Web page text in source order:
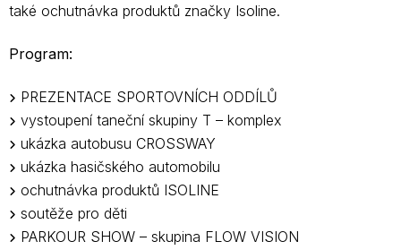
také ochutnávka produktů značky Isoline.
Program:
PREZENTACE SPORTOVNÍCH ODDÍLŮ
vystoupení taneční skupiny T – komplex
ukázka autobusu CROSSWAY
ukázka hasičského automobilu
ochutnávka produktů ISOLINE
soutěže pro děti
PARKOUR SHOW – skupina FLOW VISION